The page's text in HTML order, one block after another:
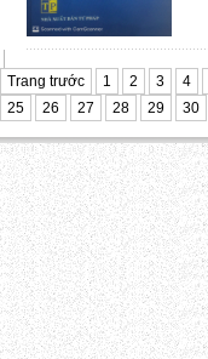
Trang trước 1 2 3 4
25
26 27 28 29 30